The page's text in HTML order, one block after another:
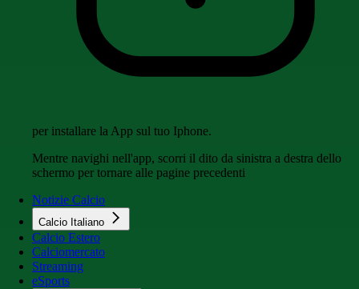
per installare la App sul tuo Iphone.
Mentre navighi nell'app, scorri il dito da sinistra a destra dello
schermo per tornare alle pagine precedenti
Notizie Calcio
Calcio Italiano
Calcio Estero
Calciomercato
Streaming
eSports